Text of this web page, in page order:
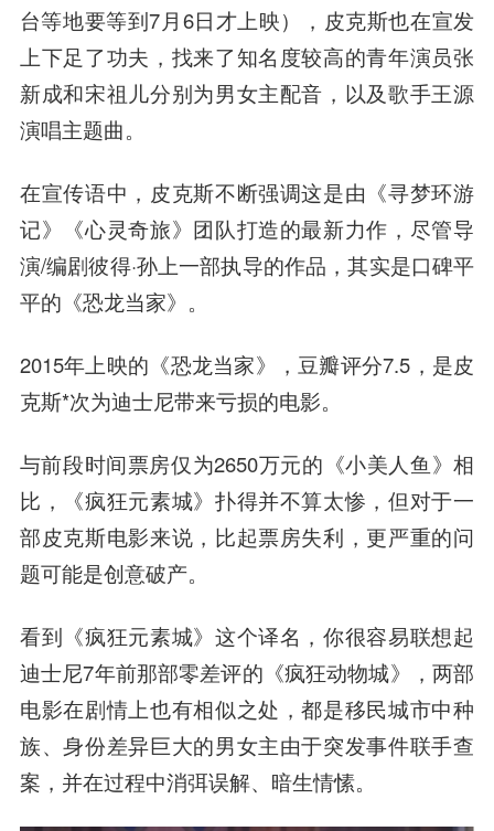
台等地要等到7月6日才上映），皮克斯也在宣发
上下足了功夫，找来了知名度较高的青年演员张
新成和宋祖儿分别为男女主配音，以及歌手王源
演唱主题曲。
在宣传语中，皮克斯不断强调这是由《寻梦环游
记》《心灵奇旅》团队打造的最新力作，尽管导
演/编剧彼得·孙上一部执导的作品，其实是口碑平
平的《恐龙当家》。
2015年上映的《恐龙当家》，豆瓣评分7.5，是皮
克斯*次为迪士尼带来亏损的电影。
与前段时间票房仅为2650万元的《小美人鱼》相
比，《疯狂元素城》扑得并不算太惨，但对于一
部皮克斯电影来说，比起票房失利，更严重的问
题可能是创意破产。
看到《疯狂元素城》这个译名，你很容易联想起
迪士尼7年前那部零差评的《疯狂动物城》，两部
电影在剧情上也有相似之处，都是移民城市中种
族、身份差异巨大的男女主由于突发事件联手查
案，并在过程中消弭误解、暗生情愫。